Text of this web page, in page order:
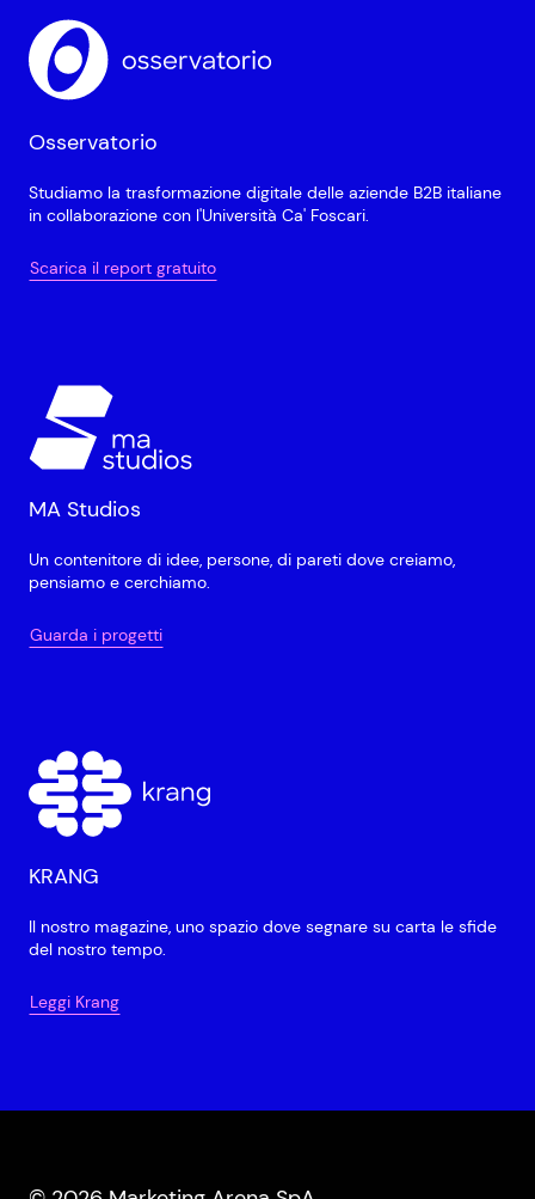
Osservatorio
Studiamo la trasformazione digitale delle aziende B2B italiane
in collaborazione con l'Università Ca' Foscari.
Scarica il report gratuito
MA Studios
Un contenitore di idee, persone, di pareti dove creiamo,
pensiamo e cerchiamo.
Guarda i progetti
KRANG
Il nostro magazine, uno spazio dove segnare su carta le sfide
del nostro tempo.
Leggi Krang